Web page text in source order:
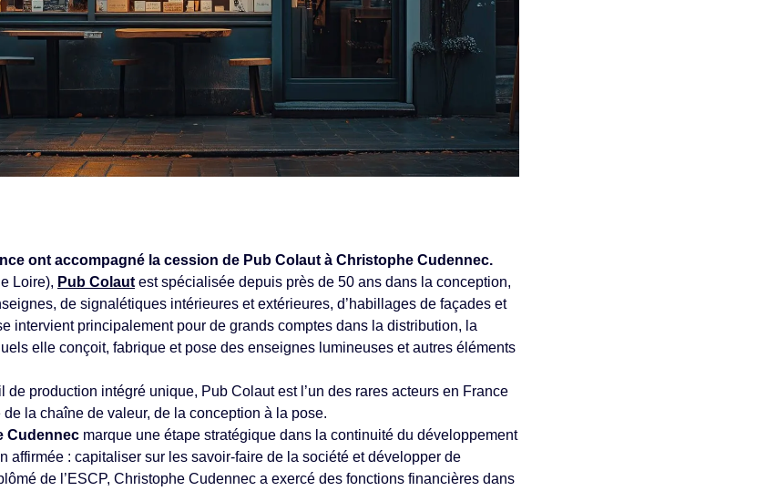
ont accompagné la cession de Pub Colaut à Christophe Cudennec.
Loire), Pub Colaut est spécialisée depuis près de 50 ans dans la conception,
de signalétiques intérieures et extérieures, d’habillages de façades et
intervient principalement pour de grands comptes dans la distribution, la
elle conçoit, fabrique et pose des enseignes lumineuses et autres éléments
production intégré unique, Pub Colaut est l’un des rares acteurs en France
la chaîne de valeur, de la conception à la pose.
Cudennec marque une étape stratégique dans la continuité du développement
affirmée : capitaliser sur les savoir-faire de la société et développer de
de l’ESCP, Christophe Cudennec a exercé des fonctions financières dans